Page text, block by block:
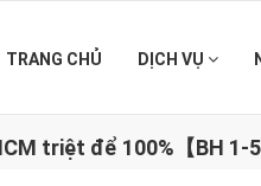
TRANG CHỦ DỊCH VỤ
triệt để 100%【BH 1-5